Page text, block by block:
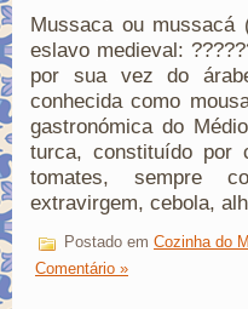
Mussaca ou mussacá
eslavo medieval:
por sua vez do
conhecida como
gastronómica do
turca, constituído por
tomates, sempre
extravirgem, cebola,
Postado em Cozinha do
Comentário »